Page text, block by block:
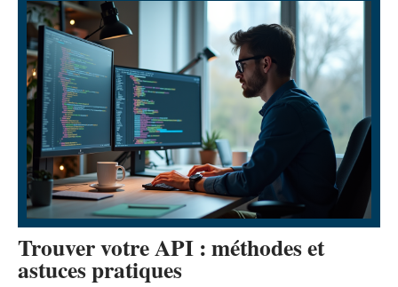
Trouver votre API : méthodes et
astuces pratiques